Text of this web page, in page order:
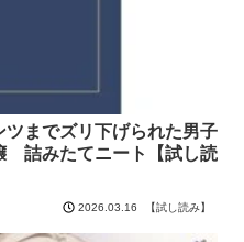
までズリ下げられた男子
詰みたてニート【試し読
2026.03.16 【試し読み】